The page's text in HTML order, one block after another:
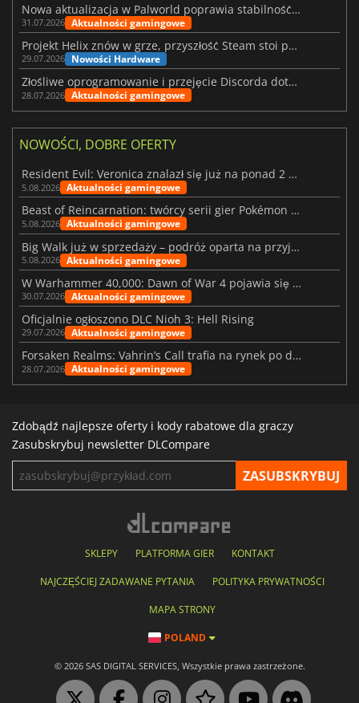
Nowa aktualizacja w Palworld poprawia stabilność Sunreach i walk z bossami
31.07.2026 Aktualności gamingowe
Projekt Helix znów w grze, przyszłość Steam stoi pod znakiem zapytania
29.07.2026 Nowości Hardware
Złośliwe oprogramowanie i przejęcie Discorda dotknęły Meccha Chameleon
28.07.2026 Aktualności gamingowe
NOWOŚCI, DOBRE OFERTY
Resident Evil: Veronica znalazł się już na ponad 2 milionach list życzeń
5.08.2026 Aktualności gamingowe
Beast of Reincarnation: twórcy serii gier Pokémon wkraczają na nową ścieżkę
5.08.2026 Aktualności gamingowe
Big Walk już w sprzedaży – podróż oparta na przyjaźni
5.08.2026 Aktualności gamingowe
W Warhammer 40,000: Dawn of War 4 pojawia się frakcja Nekronów
30.07.2026 Aktualności gamingowe
Oficjalnie ogłoszono DLC Nioh 3: Hell Rising
29.07.2026 Aktualności gamingowe
Forsaken Realms: Vahrin’s Call trafia na rynek po dziesięciu latach prac
28.07.2026 Aktualności gamingowe
Zdobądź najlepsze oferty i kody rabatowe dla graczy
Zasubskrybuj newsletter DLCompare
SKLEPY PLATFORMA GIER KONTAKT
NAJCZĘŚCIEJ ZADAWANE PYTANIA POLITYKA PRYWATNOŚCI
MAPA STRONY
POLAND
© 2026 SAS DIGITAL SERVICES, Wszystkie prawa zastrzeżone.